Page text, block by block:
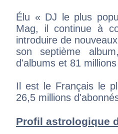
Élu « DJ le plus
Mag, il continue à
introduire de
son septième
d'albums et 81
Il est le Français le
26,5 millions
Profil astrologique